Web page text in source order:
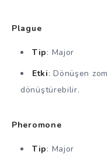
Plague
Tip: Major
Etki: Dönüşen
dönüştürebilir.
Pheromone
Tip: Major